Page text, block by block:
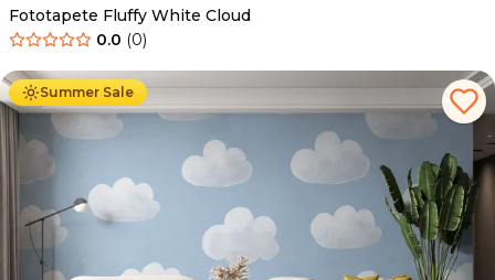
Fototapete Fluffy White Cloud
0.0 (0)
Summer Sale
Ab 34.90 € 19.90